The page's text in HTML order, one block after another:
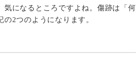
になるところですよね。傷跡は「何
2つのようになります。